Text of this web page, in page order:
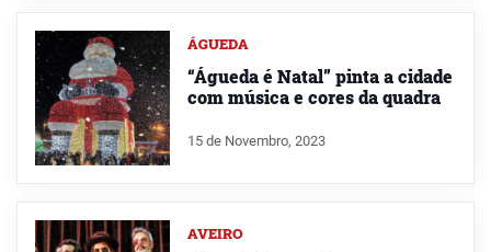
ÁGUEDA
“Águeda é Natal” pinta a cidade
com música e cores da quadra
15 de Novembro, 2023
AVEIRO